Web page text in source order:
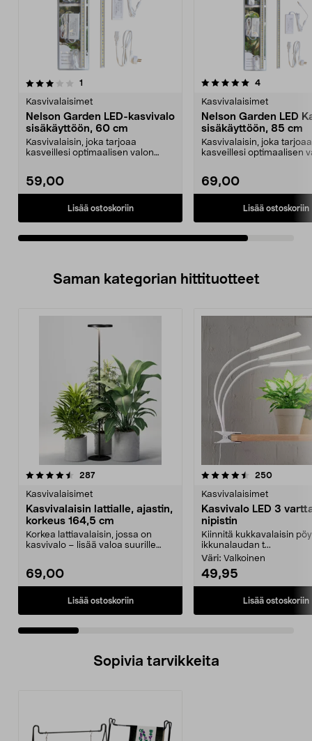
1
Kasvivalaisimet
Nelson Garden LED-kasvivalo
sisäkäyttöön, 60 cm
Kasvivalaisin, joka tarjoaa
kasveillesi optimaalisen valon
59,00
Lisää ostoskoriin
5.0viidestä
4arvostelut
Kasvivalaisimet
Nelson Garden LED
sisäkäyttöön, 85 cm
Kasvivalaisin, joka tarjoaa
kasveillesi optimaalisen
69,00
Lisää ostoskoriin
Saman kategorian hittituotteet
287arvostelut
Kasvivalaisimet
Kasvivalaisin lattialle, ajastin,
korkeus 164,5 cm
Korkea lattiavalaisin, jossa on
kasvivalo – lisää valoa suurille
69,00
Lisää ostoskoriin
4.5 viidestä
250arvostelut
Kasvivalaisimet
Kasvivalo LED 3
nipistin
Kiinnitä kukkavalaisin
ikkunalaudan t...
Väri: Valkoinen
49,95
Lisää ostoskoriin
4.5 viidestä
Sopivia tarvikkeita